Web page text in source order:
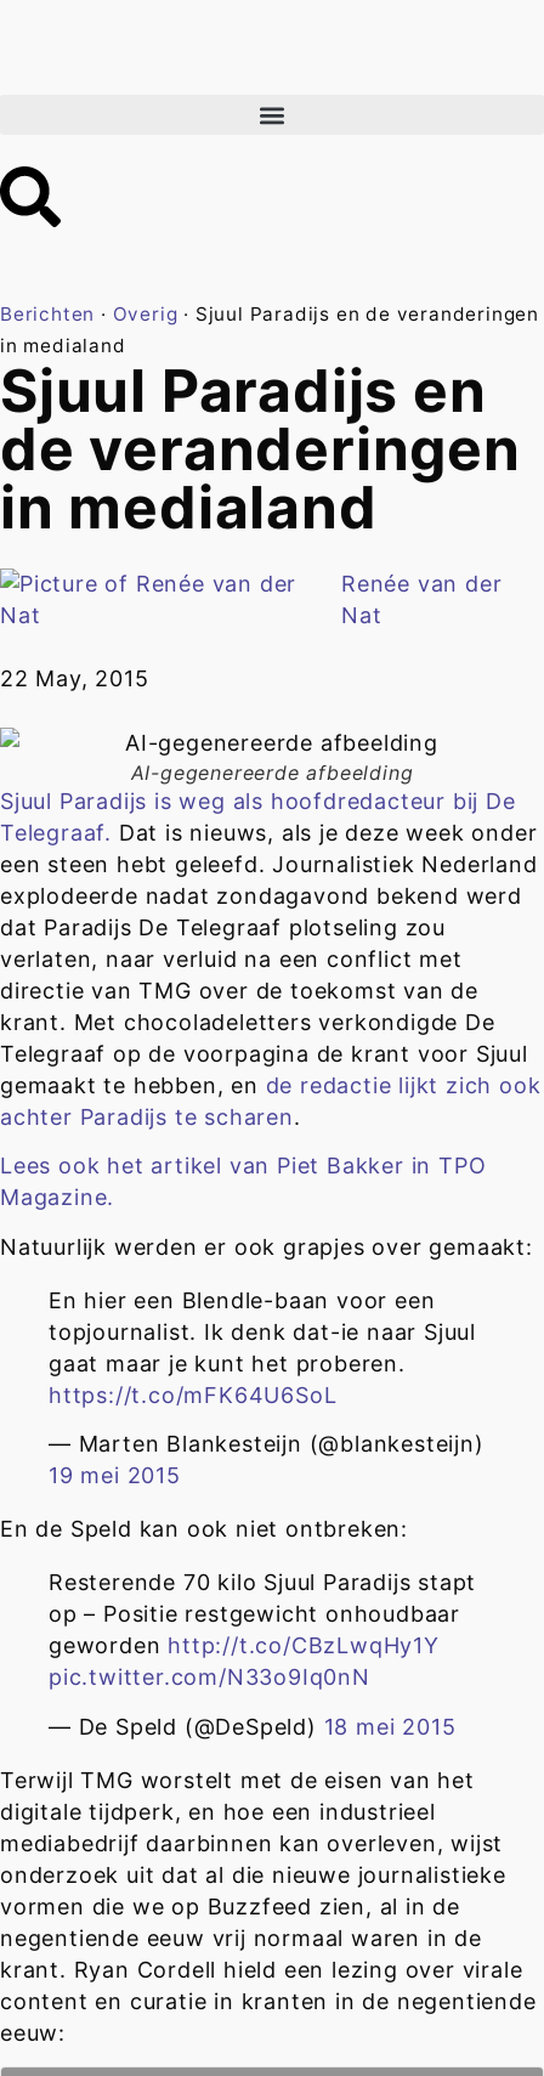
Berichten · Overig · Sjuul Paradijs en de veranderingen
in medialand
Sjuul Paradijs en
de veranderingen
in medialand
Renée van der
Nat
22 May, 2015
AI-gegenereerde afbeelding
Sjuul Paradijs is weg als hoofdredacteur bij De
Telegraaf. Dat is nieuws, als je deze week onder
een steen hebt geleefd. Journalistiek Nederland
explodeerde nadat zondagavond bekend werd
dat Paradijs De Telegraaf plotseling zou
verlaten, naar verluid na een conflict met
directie van TMG over de toekomst van de
krant. Met chocoladeletters verkondigde De
Telegraaf op de voorpagina de krant voor Sjuul
gemaakt te hebben, en de redactie lijkt zich ook
achter Paradijs te scharen.
Lees ook het artikel van Piet Bakker in TPO
Magazine.
Natuurlijk werden er ook grapjes over gemaakt:
En hier een Blendle-baan voor een
topjournalist. Ik denk dat-ie naar Sjuul
gaat maar je kunt het proberen.
https://t.co/mFK64U6SoL
— Marten Blankesteijn (@blankesteijn)
19 mei 2015
En de Speld kan ook niet ontbreken:
Resterende 70 kilo Sjuul Paradijs stapt
op – Positie restgewicht onhoudbaar
geworden http://t.co/CBzLwqHy1Y
pic.twitter.com/N33o9Iq0nN
— De Speld (@DeSpeld) 18 mei 2015
Terwijl TMG worstelt met de eisen van het
digitale tijdperk, en hoe een industrieel
mediabedrijf daarbinnen kan overleven, wijst
onderzoek uit dat al die nieuwe journalistieke
vormen die we op Buzzfeed zien, al in de
negentiende eeuw vrij normaal waren in de
krant. Ryan Cordell hield een lezing over virale
content en curatie in kranten in de negentiende
eeuw: